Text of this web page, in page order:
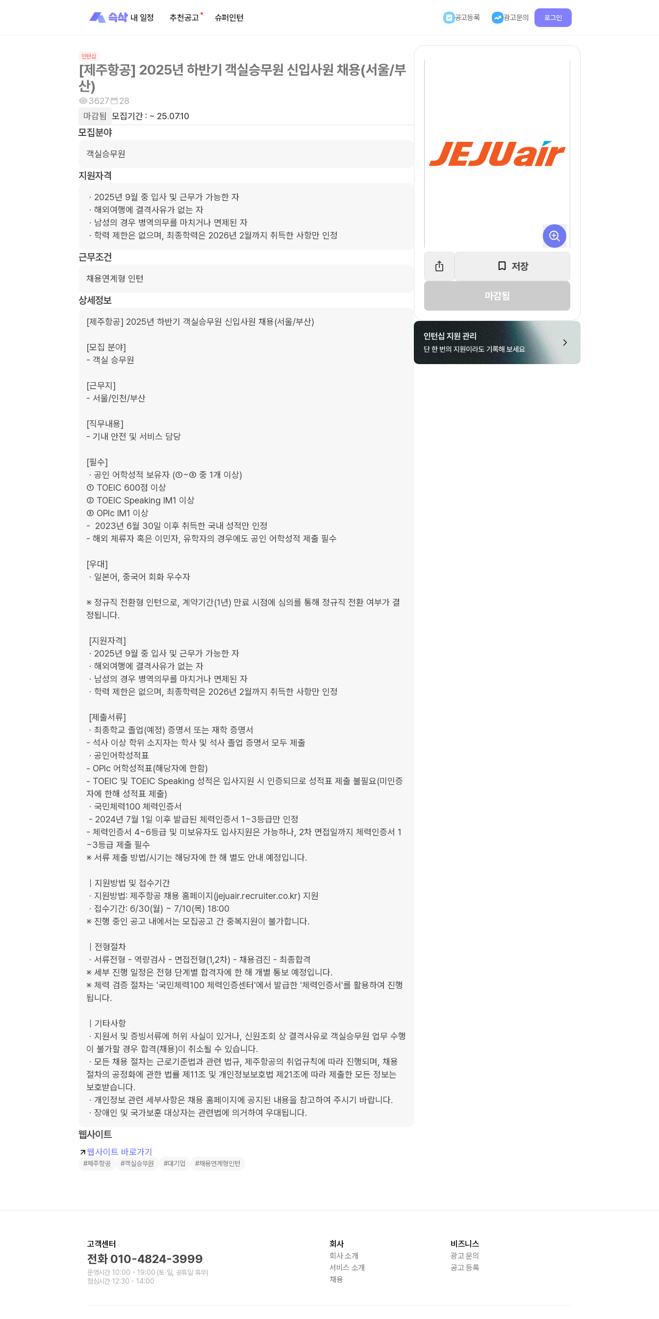
내 일정 추천공고 슈퍼인턴 공고등록 광고문의 로그인
인턴십
[제주항공] 2025년 하반기 객실승무원 신입사원 채용(서울/부
산)
3627
28
마감됨 모집기간 : ~ 25.07.10
모집분야
객실승무원
지원자격
ㆍ2025년 9월 중 입사 및 근무가 가능한 자
ㆍ해외여행에 결격사유가 없는 자
ㆍ남성의 경우 병역의무를 마치거나 면제된 자
ㆍ학력 제한은 없으며, 최종학력은 2026년 2월까지 취득한 사항만 인정
근무조건
채용연계형 인턴
상세정보
[제주항공] 2025년 하반기 객실승무원 신입사원 채용(서울/부산)
[모집 분야]
- 객실 승무원
[근무지]
- 서울/인천/부산
[직무내용]
- 기내 안전 및 서비스 담당
[필수]
ㆍ공인 어학성적 보유자 (①~③ 중 1개 이상)
① TOEIC 600점 이상
② TOEIC Speaking IM1 이상
③ OPIc IM1 이상
-  2023년 6월 30일 이후 취득한 국내 성적만 인정
- 해외 체류자 혹은 이민자, 유학자의 경우에도 공인 어학성적 제출 필수
[우대]
ㆍ일본어, 중국어 회화 우수자
※ 정규직 전환형 인턴으로, 계약기간(1년) 만료 시점에 심의를 통해 정규직 전환 여부가 결
정됩니다.
ㆍ2025년 9월 중 입사 및 근무가 가능한 자
ㆍ해외여행에 결격사유가 없는 자
ㆍ남성의 경우 병역의무를 마치거나 면제된 자
ㆍ학력 제한은 없으며, 최종학력은 2026년 2월까지 취득한 사항만 인정
ㆍ최종학교 졸업(예정) 증명서 또는 재학 증명서
- 석사 이상 학위 소지자는 학사 및 석사 졸업 증명서 모두 제출
ㆍ공인어학성적표
- OPIc 어학성적표(해당자에 한함)
- TOEIC 및 TOEIC Speaking 성적은 입사지원 시 인증되므로 성적표 제출 불필요(미인증
자에 한해 성적표 제출)
ㆍ국민체력100 체력인증서
- 체력인증서 4~6등급 및 미보유자도 입사지원은 가능하나, 2차 면접일까지 체력인증서 1
~3등급 제출 필수
※ 서류 제출 방법/시기는 해당자에 한 해 별도 안내 예정입니다.
｜지원방법 및 접수기간
ㆍ​지원방법: ​제주항공 채용 홈페이지(jejuair.recruiter.co.kr) 지원
ㆍ접수기간: 6/30(월) ~ 7/10(목) 18:00
※ 진행 중인 공고 내에서는 모집공고 간 중복지원이 불가합니다.
｜전형절차
ㆍ서류전형 - 역량검사 - 면접전형(1,2차) - 채용검진 - 최종합격
※ 세부 진행 일정은 전형 단계별 합격자에 한 해 개별 통보 예정입니다.
※ 체력 검증 절차는 '국민체력100 체력인증센터'에서 발급한 '체력인증서'를 활용하여 진행
됩니다.
｜기타사항
ㆍ지원서 및 증빙서류에 허위 사실이 있거나, 신원조회 상 결격사유로 객실승무원 업무 수행
이 불가할 경우 합격(채용)이 취소될 수 있습니다.
ㆍ모든 채용 절차는 근로기준법과 관련 법규, 제주항공의 취업규칙에 따라 진행되며, 채용
절차의 공정화에 관한 법률 제11조 및 개인정보보호법 제21조에 따라 제출한 모든 정보는
보호받습니다.
ㆍ개인정보 관련 세부사항은 채용 홈페이지에 공지된 내용을 참고하여 주시기 바랍니다.
ㆍ장애인 및 국가보훈 대상자는 관련법에 의거하여 우대됩니다.
웹사이트
웹사이트 바로가기
#제주항공 #객실승무원 #대기업 #채용연계형인턴
저장
마감됨
고객센터
전화 010-4824-3999
운영시간 10:00 - 19:00 (토∙일, 공휴일 휴무)
점심시간 12:30 - 14:00
회사
회사 소개
서비스 소개
채용
비즈니스
광고 문의
공고 등록